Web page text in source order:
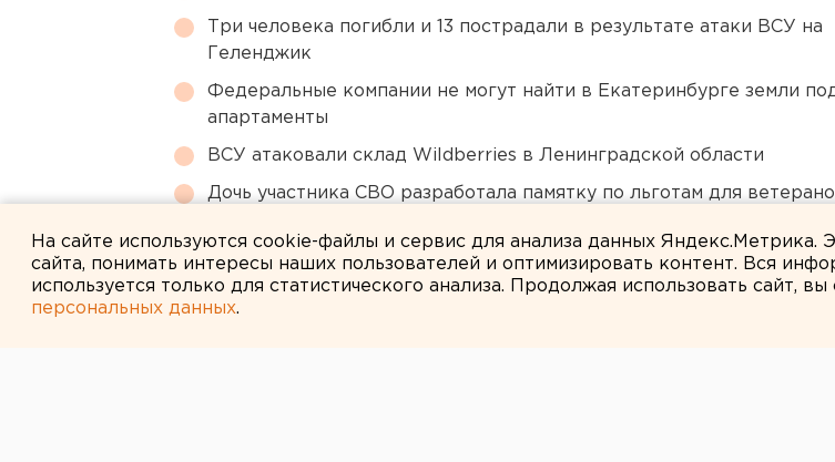
Три человека погибли и 13 пострадали в результате атаки ВСУ на
Геленджик
Федеральные компании не могут найти в Екатеринбурге земли
апартаменты
ВСУ атаковали склад Wildberries в Ленинградской области
Дочь участника СВО разработала памятку по льготам для
На сайте используются cookie-файлы и сервис для анализа данных Яндекс.Метрика.
сайта, понимать интересы наших пользователей и оптимизировать контент. Вся
используется только для статистического анализа. Продолжая использовать сайт,
персональных данных.